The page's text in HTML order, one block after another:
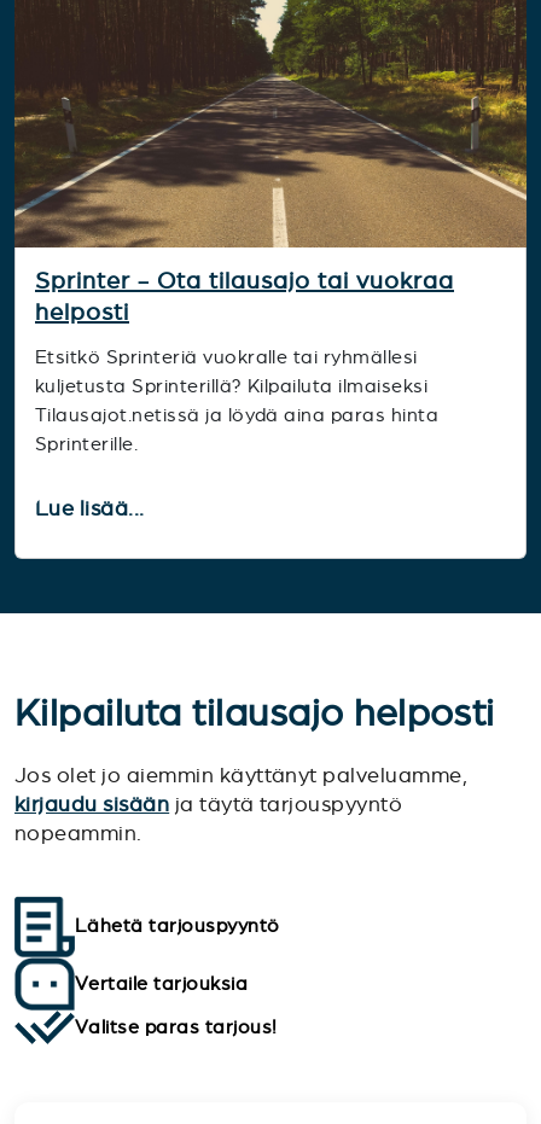
Sprinter - Ota tilausajo tai vuokraa
helposti
Etsitkö Sprinteriä vuokralle tai ryhmällesi
kuljetusta Sprinterillä? Kilpailuta ilmaiseksi
Tilausajot.netissä ja löydä aina paras hinta
Sprinterille.
Lue lisää...
Kilpailuta tilausajo helposti
Jos olet jo aiemmin käyttänyt palveluamme,
kirjaudu sisään ja täytä tarjouspyyntö
nopeammin.
Lähetä tarjouspyyntö
Vertaile tarjouksia
Valitse paras tarjous!